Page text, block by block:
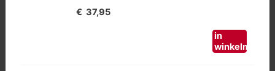
€ 37,95
in
winkelmand